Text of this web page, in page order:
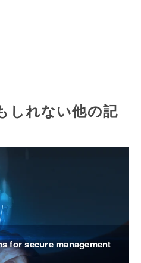
しれない他の記
for secure management